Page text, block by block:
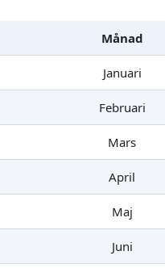
Månad
Januari
Februari
Mars
April
Maj
Juni